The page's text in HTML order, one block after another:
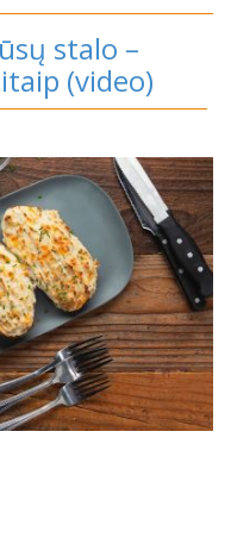
stalo –
(video)